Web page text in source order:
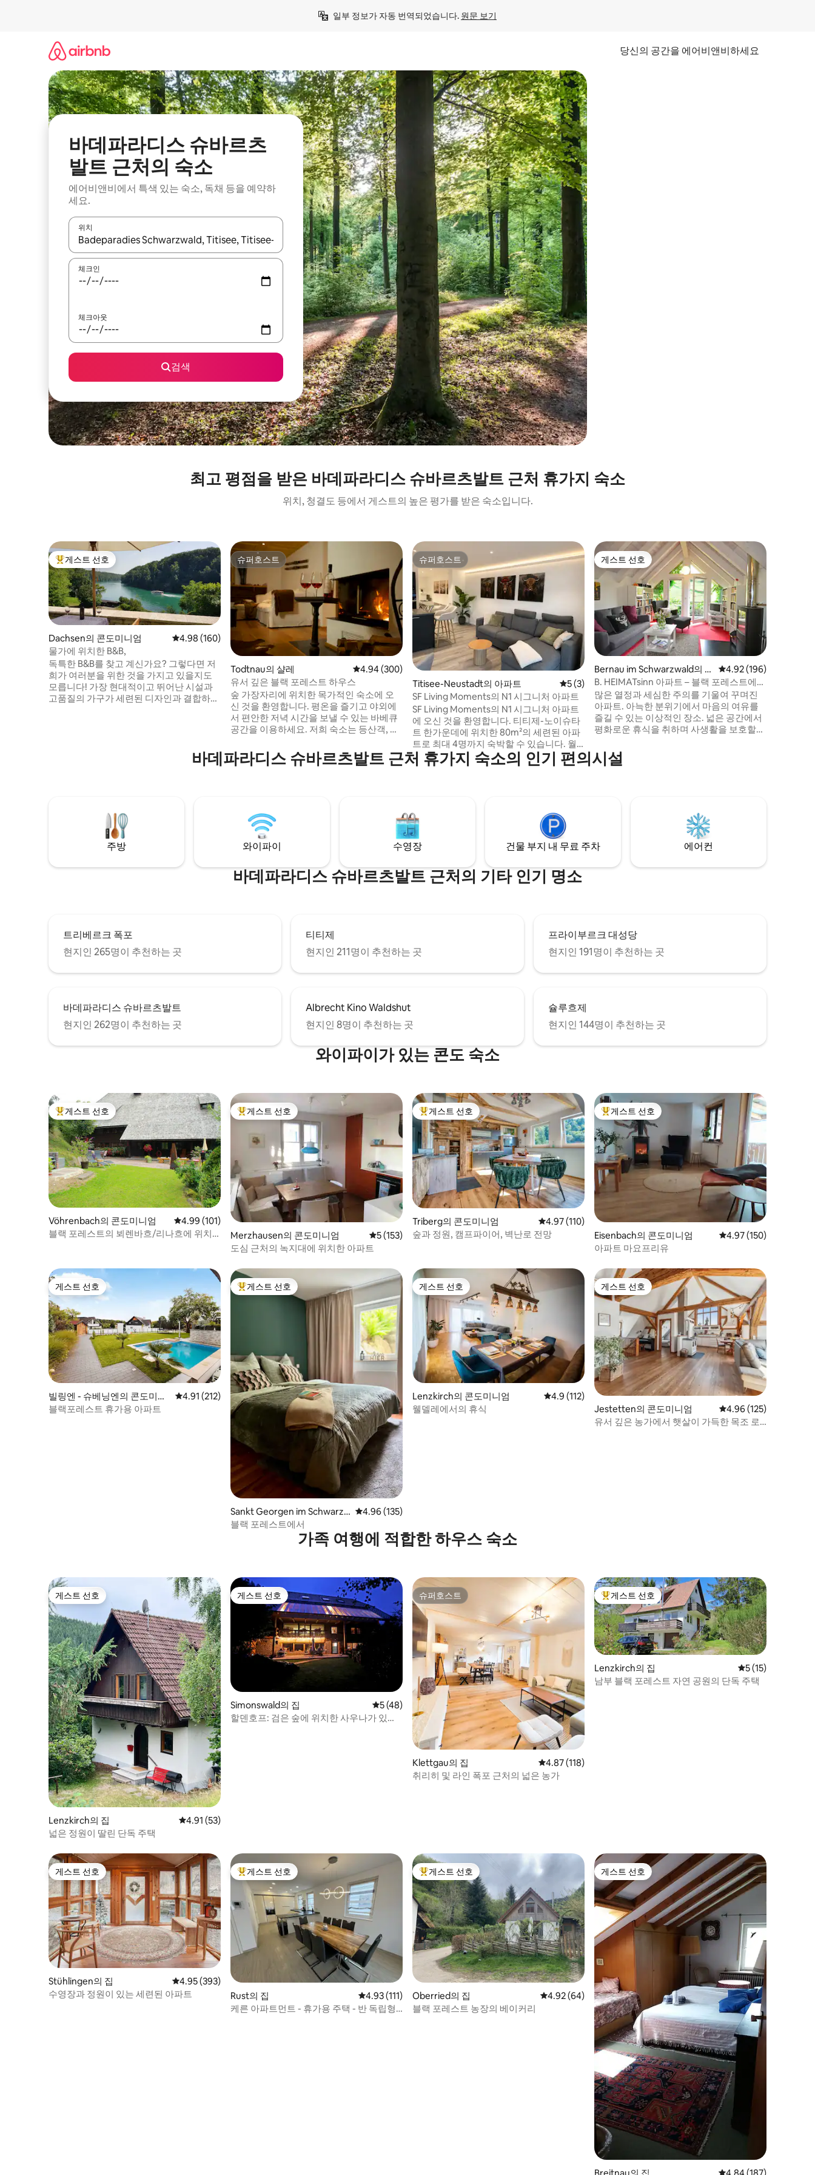
일부 정보가 자동 번역되었습니다. 원문 보기
당신의 공간을 에어비앤비하세요
바데파라디스 슈바르츠
발트 근처의 숙소
에어비앤비에서 특색 있는 숙소, 독채 등을 예약하
세요.
위치
결과가 나오면 위·아래 화살표 키를 사용하거나 터치 또는 스와이프 동작으로 탐색하세요.
체크인
체크아웃
검색
최고 평점을 받은 바데파라디스 슈바르츠발트 근처 휴가지 숙소
위치, 청결도 등에서 게스트의 높은 평가를 받은 숙소입니다.
상위 게스트 선호
게스트 선호
Dachsen의 콘도미니엄 평점 4.98점(5점 만점), 후기 160개
4.98 (160)
물가에 위치한 B&B,
독특한 B&B를 찾고 계신가요? 그렇다면 저
희가 여러분을 위한 것을 가지고 있을지도
모릅니다! 가장 현대적이고 뛰어난 시설과
고품질의 가구가 세련된 디자인과 결합하여
츠를 하고, 관광을 하기 위해 2~7일 동안 활
동적이거나 수동적인 휴식을 취하기에 이상
슈퍼호스트
슈퍼호스트
Todtnau의 샬레 평점 4.94점(5점 만점), 후기 300개
4.94 (300)
유서 깊은 블랙 포레스트 하우스
숲 가장자리에 위치한 목가적인 숙소에 오
신 것을 환영합니다. 평온을 즐기고 야외에
서 편안한 저녁 시간을 보낼 수 있는 바베큐
공간을 이용하세요. 저희 숙소는 등산객, 산
게 이상적입니다. 겨울에는 수많은 스키 슬
로프와 크로스컨트리 스키 트레일이 15분 거
습니다.
슈퍼호스트
슈퍼호스트
Titisee-Neustadt의 아파트 평점 5점(5점 만점), 후기 3개
5 (3)
SF Living Moments의 N1 시그니처 아파트
SF Living Moments의 N1 시그니처 아파트
에 오신 것을 환영합니다. 티티제-노이슈타
트 한가운데에 위치한 80m²의 세련된 아파
트로 최대 4명까지 숙박할 수 있습니다. 월
풀 욕조, 햇살이 잘 드는 발코니, 주방 아일랜
드가 있는 고급 주방, 100Mbps Wi-Fi가 있는
트 카드가 포함되어 있습니다.
게스트 선호
게스트 선호
Bernau im Schwarzwald의 아
파트
평점 4.92점(5점 만점),
4.92 (196)
B. HEIMATsinn 아파트 – 블랙 포레스트에서
집처럼
많은 열정과 세심한 주의를 기울여 꾸며진
아파트. 아늑한 분위기에서 마음의 여유를
즐길 수 있는 이상적인 장소. 넓은 공간에서
평화로운 휴식을 취하며 사생활을 보호할
전용 벽난로가 있으며 많은 책을 넘겨볼 수
있습니다. 모든 방은 빛, 공기 및 가벼움으로
바데파라디스 슈바르츠발트 근처 휴가지 숙소의 인기 편의시설
주방 와이파이 수영장 건물 부지 내 무료 주차 에어컨
바데파라디스 슈바르츠발트 근처의 기타 인기 명소
트리베르크 폭포
현지인 265명이 추천하는 곳
티티제
현지인 211명이 추천하는 곳
프라이부르크 대성당
현지인 191명이 추천하는 곳
바데파라디스 슈바르츠발트
현지인 262명이 추천하는 곳
Albrecht Kino Waldshut
현지인 8명이 추천하는 곳
슐루흐제
현지인 144명이 추천하는 곳
와이파이가 있는 콘도 숙소
상위 게스트 선호
게스트 선호
Vöhrenbach의 콘도미니엄 평점 4.99점(5점 만점), 후기 101개
4.99 (101)
블랙 포레스트의 뵈렌바흐/리나흐에 위치
상위 게스트 선호
게스트 선호
Merzhausen의 콘도미니엄 평점 5점(5점 만점), 후기 153개
5 (153)
도심 근처의 녹지대에 위치한 아파트
상위 게스트 선호
게스트 선호
Triberg의 콘도미니엄 평점 4.97점(5점 만점), 후기 110개
4.97 (110)
숲과 정원, 캠프파이어, 벽난로 전망
상위 게스트 선호
게스트 선호
Eisenbach의 콘도미니엄 평점 4.97점(5점 만점),
4.97 (150)
아파트 마요프리유
게스트 선호
게스트 선호
빌링엔 - 슈베닝엔의 콘도미니
엄
평점 4.91점(5점 만점), 후기 212개
4.91 (212)
블랙포레스트 휴가용 아파트
상위 게스트 선호
게스트 선호
Sankt Georgen im Schwarz
wald의 콘도미니엄
평점 4.96점(5점 만점), 후기 135개
4.96 (135)
블랙 포레스트에서
게스트 선호
게스트 선호
Lenzkirch의 콘도미니엄 평점 4.9점(5점 만점), 후기 112개
4.9 (112)
웰델레에서의 휴식
게스트 선호
게스트 선호
Jestetten의 콘도미니엄 평점 4.96점(5점 만점),
4.96 (125)
유서 깊은 농가에서 햇살이 가득한 목조 로
가족 여행에 적합한 하우스 숙소
게스트 선호
게스트 선호
Lenzkirch의 집 평점 4.91점(5점 만점), 후기 53개
4.91 (53)
넓은 정원이 딸린 단독 주택
게스트 선호
게스트 선호
Simonswald의 집 평점 5점(5점 만점), 후기 48개
5 (48)
할덴호프: 검은 숲에 위치한 사우나가 있는
슈퍼호스트
슈퍼호스트
Klettgau의 집 평점 4.87점(5점 만점), 후기 118개
4.87 (118)
취리히 및 라인 폭포 근처의 넓은 농가
상위 게스트 선호
게스트 선호
Lenzkirch의 집 평점 5점(5점 만점
5 (15)
남부 블랙 포레스트 자연 공원의 단독 주택
게스트 선호
게스트 선호
Stühlingen의 집 평점 4.95점(5점 만점), 후기 393개
4.95 (393)
수영장과 정원이 있는 세련된 아파트
상위 게스트 선호
게스트 선호
Rust의 집 평점 4.93점(5점 만점), 후기 111개
4.93 (111)
케른 아파트먼트 - 휴가용 주택 - 반 독립형
상위 게스트 선호
게스트 선호
Oberried의 집 평점 4.92점(5점 만점), 후기 64개
4.92 (64)
블랙 포레스트 농장의 베이커리
게스트 선호
게스트 선호